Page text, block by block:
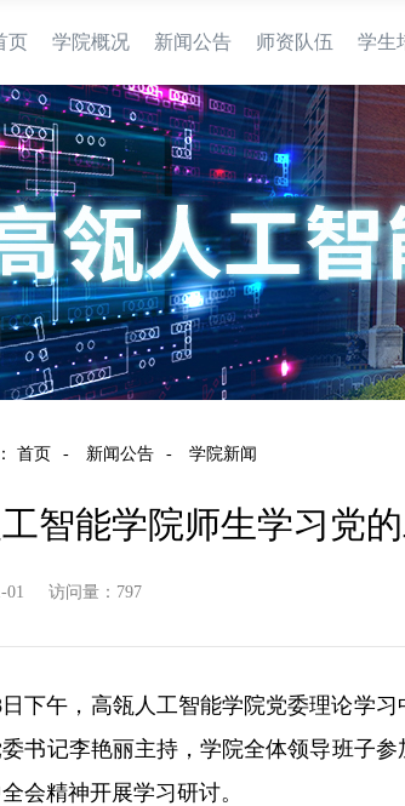
页 学院概况 新闻公告 师资队伍 学生
首页 - 新闻公告 - 学院新闻
智能学院师生学习党
01 访问量： 797
日下午，高瓴人工智能学院党委理论学
书记李艳丽主持，学院全体领导班子
会精神开展学习研讨。